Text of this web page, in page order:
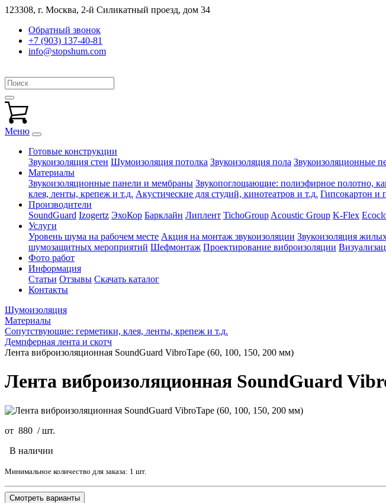
123308, г. Москва, 2-й Силикатный проезд, дом 34
Обратный звонок
+7 (903) 137-40-81
info@stopshum.com
Меню
Готовые конструкции
Звукоизоляция стен Шумоизоляция потолка Звукоизоляция пола Звукоизоляционные
Материалы
Звукоизоляционные панели и мембраны Звукопоглощающие: полиэфирное полотно,
клея, ленты, крепеж и т.д. Акустические для студий, кинотеатров и т.д. Гипсокартон и
Производители
SoundGuard Izogertz ЭхоКор Барклайн Липлент TichoGroup Acoustic Group K-Flex
Услуги
Уровень шума на рабочем месте Акция на монтаж звукоизоляции Звукоизоляция
шумозащитных мероприятий Шефмонтаж Проектирование виброизоляции
Фото работ
Информация
Статьи Отзывы Скачать каталог
Контакты
Шумоизоляция
Материалы
Сопутствующие: герметики, клея, ленты, крепеж и т.д.
Демпферная лента и скотч
Лента виброизоляционная SoundGuard VibroTape (60, 100, 150, 200 мм)
Лента виброизоляционная SoundGuard
от 880 /шт.
В наличии
Минимальное количество для заказа: 1 шт.
Смотреть варианты